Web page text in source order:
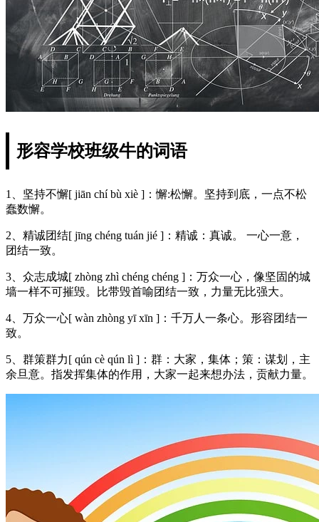
形容学校班级牛的词语
1、坚持不懈[ jiān chí bù xiè ]：懈:松懈。坚持到底，一点不松
蠢数懈。
2、精诚团结[ jīng chéng tuán jié ]：精诚：真诚。 一心一意，
团结一致。
3、众志成城[ zhòng zhì chéng chéng ]：万众一心，像坚固的城
墙一样不可摧毁。比带毁首喻团结一致，力量无比强大。
4、万众一心[ wàn zhòng yī xīn ]：千万人一条心。形容团结一
致。
5、群策群力[ qún cè qún lì ]：群：大家，集体；策：谋划，主
余旦意。指发挥集体的作用，大家一起来想办法，贡献力量。